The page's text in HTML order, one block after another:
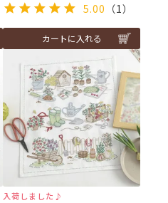
5.00 （1）
カートに入れる
入荷しました♪